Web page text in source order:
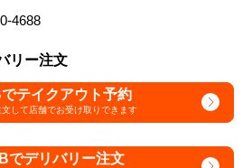
4688
リー注文
テイクアウト予約
して店舗でお受け取りできます
でデリバリー注文